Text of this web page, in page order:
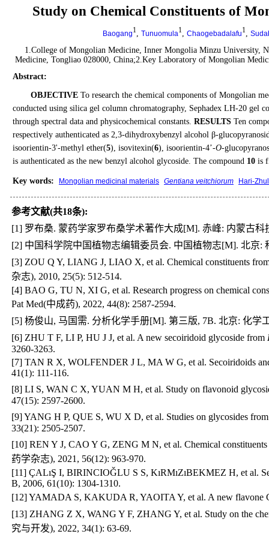
Study on Chemical Constituents of
Baogang1 Tunuomula1 Chaogebadalafu1
1.College of Mongolian Medicine, Inner Mongolia Minzu University,
Medicine, Tongliao 028000, China;2.Key Laboratory of Mongolian
Abstract:
OBJECTIVE To research the chemical components of Mongolian
conducted using silica gel column chromatography, Sephadex LH-20 gel
through spectral data and physicochemical constants. RESULTS Ten
respectively authenticated as 2,3-dihydroxybenzyl alcohol β-
isoorientin-3'-methyl ether(5), isovitexin(6), isoorientin-4’-O-
is authenticated as the new benzyl alcohol glycoside. The compound 10 is
Key words: Mongolian medicinal materials Gentiana veitchiorum Hari-
参考文献(共18条):
[1] 罗布桑. 蒙药学家罗布桑学术著作大成[M]. 赤峰: 内蒙古科
[2] 中国科学院中国植物志编辑委员会. 中国植物志[M]. 北京:
[3] ZOU Q Y, LIANG J, LIAO X, et al. Chemical constituents
杂志), 2010, 25(5): 512-514.
[4] BAO G, TU N, XI G, et al. Research progress on chemical
Pat Med(中成药), 2022, 44(8): 2587-2594.
[5] 杨俊山, 马国需. 分析化学手册[M]. 第三版, 7B. 北京: 化学
[6] ZHU T F, LI P, HU J J, et al. A new secoiridoid glycoside from
3260-3263.
[7] TAN R X, WOLFENDER J L, MA W G, et al. Secoiridoids
41(1): 111-116.
[8] LI S, WAN C X, YUAN M H, et al. Study on flavonoid
47(15): 2597-2600.
[9] YANG H P, QUE S, WU X D, et al. Studies on glycosides
33(21): 2505-2507.
[10] REN Y J, CAO Y G, ZENG M N, et al. Chemical constituents
药学杂志), 2021, 56(12): 963-970.
[11] ÇALıŞ I, BIRINCIOǦLU S S, KıRMıZıBEKMEZ H, et al.
B, 2006, 61(10): 1304-1310.
[12] YAMADA S, KAKUDA R, YAOITA Y, et al. A new flavone
[13] ZHANG Z X, WANG Y F, ZHANG Y, et al. Study on the
究与开发), 2022, 34(1): 63-69.